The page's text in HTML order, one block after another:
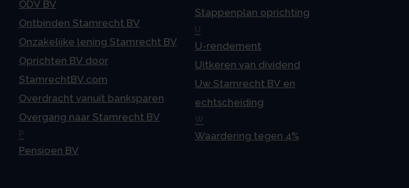
ODV BV
Ontbinden Stamrecht BV
Onzakelijke lening Stamrecht BV
Oprichten BV door
StamrechtBV.com
Overdracht vanuit banksparen
Overgang naar Stamrecht BV
P
Pensioen BV
Stappenplan oprichting
U
U-rendement
Uitkeren van dividend
Uw Stamrecht BV en
echtscheiding
W
Waardering tegen 4%